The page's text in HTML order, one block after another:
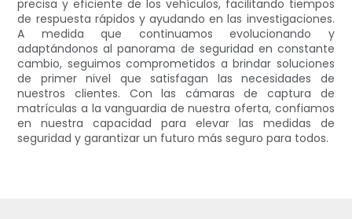
precisa y eficiente de los vehículos, facilitando tiempos
de respuesta rápidos y ayudando en las investigaciones.
A medida que continuamos evolucionando y
adaptándonos al panorama de seguridad en constante
cambio, seguimos comprometidos a brindar soluciones
de primer nivel que satisfagan las necesidades de
nuestros clientes. Con las cámaras de captura de
matrículas a la vanguardia de nuestra oferta, confiamos
en nuestra capacidad para elevar las medidas de
seguridad y garantizar un futuro más seguro para todos.